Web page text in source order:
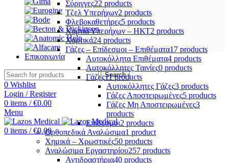
Επικοινωνία
Search
0 Wishlist
Login / Register
0 items / €0.00
Menu
0 items / €0.00
Σύριγγες22 products
Τζελ Υπερήχων2 products
Φλεβοκαθετήρες5 products
Χαρτιά Υπερήχων – ΗΚΤ2 products
Χαρτικά24 products
Γάζες – Επίδεσμοι – Επιθέματα17 products
Αυτοκόλλητα Επιθέματα4 products
Αυτοκόλλητες Ταινίες0 products
Γάζες11 products
Αυτοκόλλητες Γάζες3 products
Γάζες Αποστειρωμένες5 products
Γάζες Μη Αποστειρωμένες3
products
Επίδεσμοι2 products
Ορθοπεδικά Αναλώσιμα1 product
Χημικά – Χρωστικές50 products
Αναλώσιμα Εργαστηρίου257 products
Αντιδραστήρια40 products